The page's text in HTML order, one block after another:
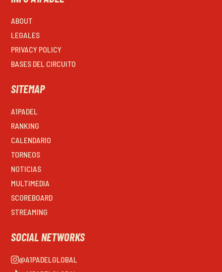
ABOUT
LEGALES
PRIVACY POLICY
BASES DEL CIRCUITO
SITEMAP
A1PADEL
RANKING
CALENDARIO
TORNEOS
NOTICIAS
MULTIMEDIA
SCOREBOARD
STREAMING
SOCIAL NETWORKS
@A1PADELGLOBAL